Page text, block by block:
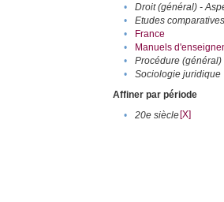
•
Droit (général) -
•
Etudes comparatives
•
France
•
Manuels
•
Procédure (général)
•
Sociologie juridique
Affiner par période
•
20e siècle[X]